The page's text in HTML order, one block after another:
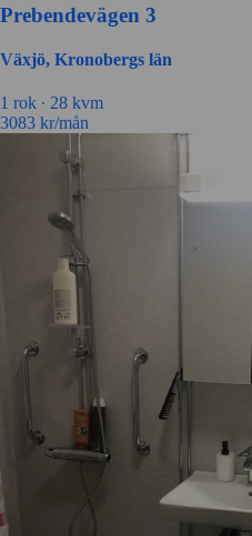
Prebendevägen 3
Växjö, Kronobergs län
1 rok ∙ 28 kvm
3083 kr/mån